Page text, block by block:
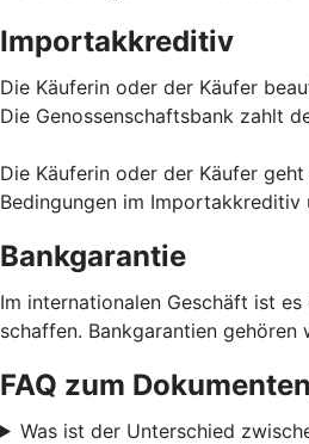
Importakkreditiv
Die Käuferin oder der Käufer
Die Genossenschaftsbank zahlt
Die Käuferin oder der Käufer
Bedingungen im
Bankgarantie
Im internationalen Geschäft ist
schaffen. Bankgarantien
FAQ zum
Was ist der Unterschied